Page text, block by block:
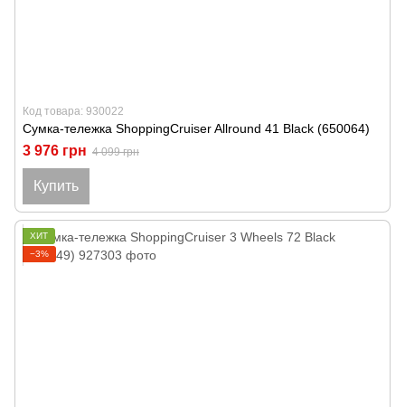
Код товара: 930022
Сумка-тележка ShoppingCruiser Allround 41 Black (650064)
3 976 грн 4 099 грн
Купить
ХИТ
−3%